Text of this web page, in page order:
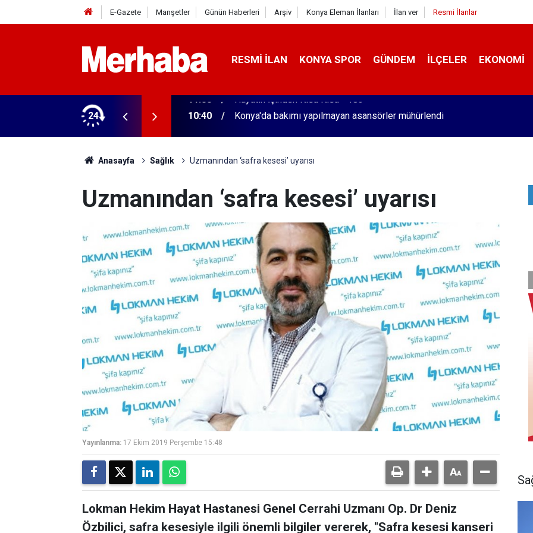
E-Gazete Manşetler Günün Haberleri Arşiv Konya Eleman İlanları İlan ver Resmi İlanlar
RESMI İLAN KONYA SPOR GÜNDEM İLÇELER EKONOMI
24 10:40 Konya'da bakımı yapılmayan asansörler mühürlendi
Anasayfa Sağlık Uzmanından ‘safra kesesi’ uyarısı
Uzmanından ‘safra kesesi’ uyarısı
Yayınlanma: 17 Ekim 2019 Perşembe 15:48
Lokman Hekim Hayat Hastanesi Genel Cerrahi Uzmanı Op. Dr Deniz
Özbilici, safra kesesiyle ilgili önemli bilgiler vererek, "Safra kesesi kanseri